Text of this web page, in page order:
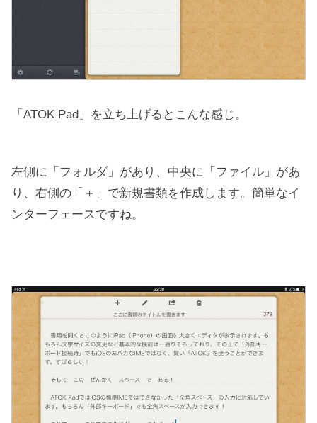
「ATOK Pad」を立ち上げるとこんな感じ。
左側に「フォルダ」があり、中央に「ファイル」があ
り、右側の「＋」で新規書類を作成します。簡単なイ
ンターフェースですね。